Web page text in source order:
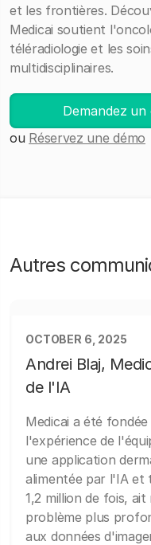
et les frontières.
Medicai soutient
téléradiologie et les
multidisciplinaires.
Demandez
ou Réservez une démo
Autres
OCTOBER 6, 2025
Andrei Blaj,
de l'IA
Medicai a été
l'expérience de
une application
alimentée par l'IA et
1,2 million de fois,
problème plus
aux données